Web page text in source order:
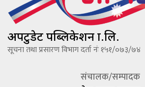
अपटुडेट पब्लिकेशन प्रा.लि.
सूचना तथा प्रसारण विभाग दर्ता नंः १५१/०७३/७४
संचालक/सम्पादक